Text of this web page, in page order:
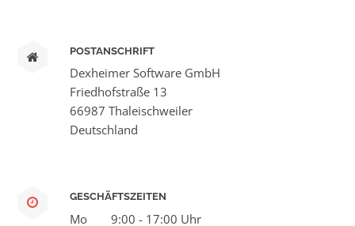
POSTANSCHRIFT
Dexheimer Software GmbH
Friedhofstraße 13
66987 Thaleischweiler
Deutschland
GESCHÄFTSZEITEN
Mo 9:00 - 17:00 Uhr